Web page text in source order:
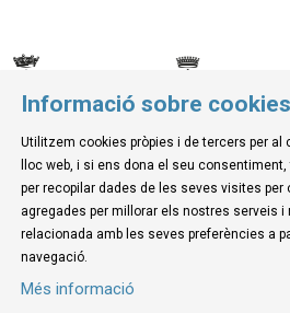
© Museu de la Mediterrània
C. d'Ullà, 27-31 | 17257 Torroella de Montgrí
Tel. 972 755 180 a/e:
Sitemap |
Informació sobre cookies
Utilitzem cookies pròpies i de tercers per al
lloc web, i si ens dona el seu
per recopilar dades de les seves visites per
agregades per millorar els nostres serveis i
relacionada amb les seves preferències a
navegació.
Més informació